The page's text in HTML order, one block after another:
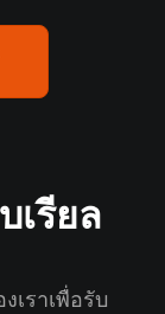
เรียล
เราเพื่อรับ